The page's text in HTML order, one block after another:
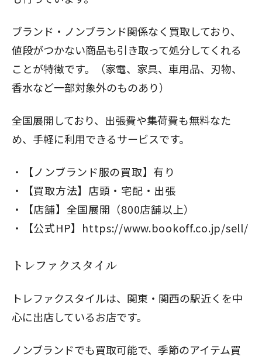
ブランド・ノンブランド関係なく買取しており、
値段がつかない商品も引き取って処分してくれる
ことが特徴です。（家電、家具、車用品、刃物、
香水など一部対象外のものあり）
全国展開しており、出張費や集荷費も無料なた
め、手軽に利用できるサービスです。
【ノンブランド服の買取】有り
【買取方法】店頭・宅配・出張
【店舗】全国展開（800店舗以上）
【公式HP】 https://www.bookoff.co.jp/sell/
トレファクスタイル
トレファクスタイルは、関東・関西の駅近くを中
心に出店しているお店です。
ノンブランドでも買取可能で、季節のアイテム買